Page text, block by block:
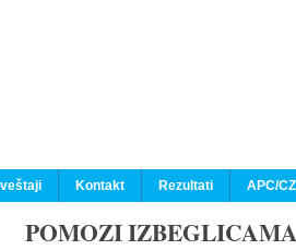
Kontakt Rezultati APC/
POMOZI IZBEGLICAMA